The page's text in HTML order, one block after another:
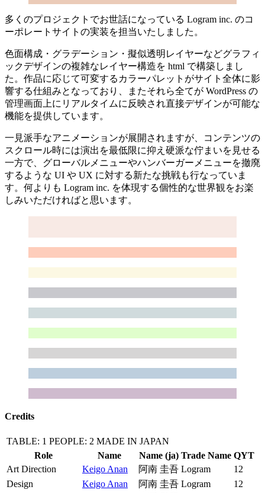
多くのプロジェクトでお世話になっている Logram inc. のコ
ーポレートサイトの実装を担当いたしました。
色面構成・グラデーション・擬似透明レイヤーなどグラフィ
ックデザインの複雑なレイヤー構造を html で構築しまし
た。作品に応じて可変するカラーパレットがサイト全体に影
響する仕組みとなっており、またそれら全てが WordPress の
管理画面上にリアルタイムに反映され直接デザインが可能な
機能を提供しています。
一見派手なアニメーションが展開されますが、コンテンツの
スクロール時には演出を最低限に抑え硬派な佇まいを見せる
一方で、グローバルメニューやハンバーガーメニューを撤廃
するような UI や UX に対する新たな挑戦も行なっていま
す。何よりも Logram inc. を体現する個性的な世界観をお楽
しみいただければと思います。
Credits
TABLE: 1 PEOPLE: 2 MADE IN JAPAN
Role
Name Name (ja) Trade Name QYT
Art Direction
Keigo Anan 阿南 圭吾 Logram
12
Design
Keigo Anan 阿南 圭吾 Logram
12